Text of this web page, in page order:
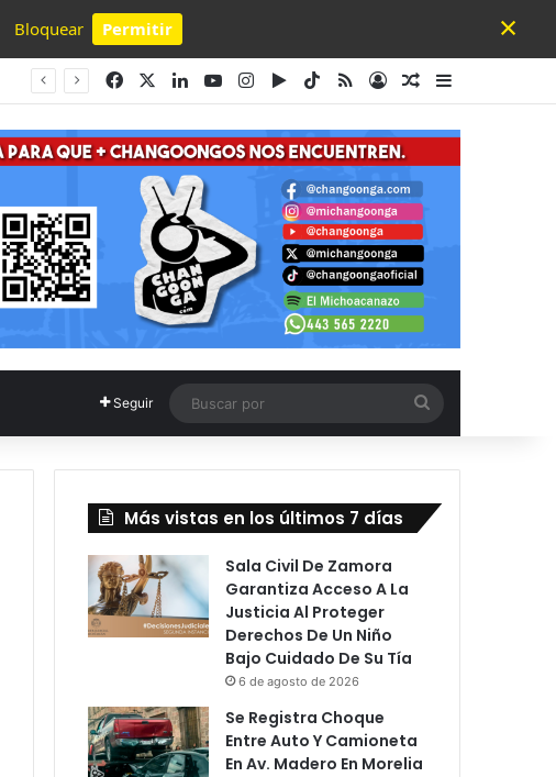
Bloquear Permitir
Powered by SendPulse
×
FacebookLinkedInYouTubeInstagram
Google Play
TikTok
RSSAccesoPublicación al
Barra lateral
Seguir
por
Más vistas en los últimos 7 días
Sala Civil De Zamora
Garantiza Acceso A La
Justicia Al Proteger
Derechos De Un Niño
Bajo Cuidado De Su Tía
6 de agosto de 2026
Se Registra Choque
Entre Auto Y Camioneta
En Av. Madero En Morelia